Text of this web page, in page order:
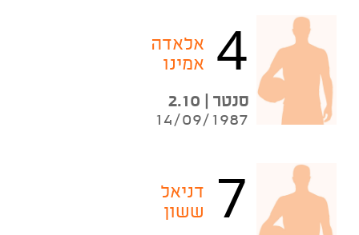
4
אלאדה
אמינו
סנטר | 2.10
14/09/1987
7
דניאל
ששון